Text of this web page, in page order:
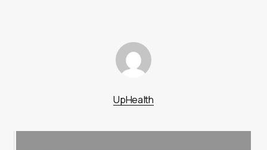
UpHealth